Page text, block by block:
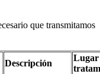
que transmitamos
Descripción
Lugar